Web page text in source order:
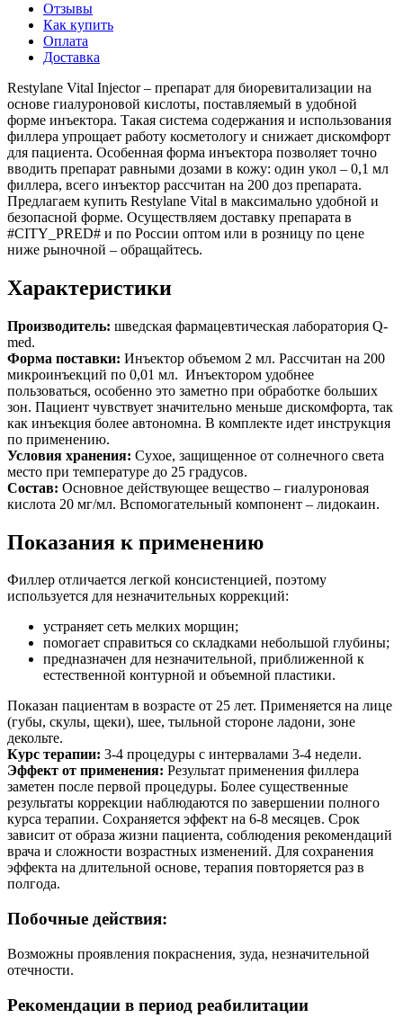
Отзывы
Как купить
Оплата
Доставка
Restylane Vital Injector – препарат для биоревитализации на
основе гиалуроновой кислоты, поставляемый в удобной
форме инъектора. Такая система содержания и использования
филлера упрощает работу косметологу и снижает дискомфорт
для пациента. Особенная форма инъектора позволяет точно
вводить препарат равными дозами в кожу: один укол – 0,1 мл
филлера, всего инъектор рассчитан на 200 доз препарата.
Предлагаем купить Restylane Vital в максимально удобной и
безопасной форме. Осуществляем доставку препарата в
#CITY_PRED# и по России оптом или в розницу по цене
ниже рыночной – обращайтесь.
Характеристики
Производитель: шведская фармацевтическая лаборатория Q-
med.
Форма поставки: Инъектор объемом 2 мл. Рассчитан на 200
микроинъекций по 0,01 мл. Инъектором удобнее
пользоваться, особенно это заметно при обработке больших
зон. Пациент чувствует значительно меньше дискомфорта, так
как инъекция более автономна. В комплекте идет инструкция
по применению.
Условия хранения: Сухое, защищенное от солнечного света
место при температуре до 25 градусов.
Состав: Основное действующее вещество – гиалуроновая
кислота 20 мг/мл. Вспомогательный компонент – лидокаин.
Показания к применению
Филлер отличается легкой консистенцией, поэтому
используется для незначительных коррекций:
устраняет сеть мелких морщин;
помогает справиться со складками небольшой глубины;
предназначен для незначительной, приближенной к
естественной контурной и объемной пластики.
Показан пациентам в возрасте от 25 лет. Применяется на лице
(губы, скулы, щеки), шее, тыльной стороне ладони, зоне
декольте.
Курс терапии: 3-4 процедуры с интервалами 3-4 недели.
Эффект от применения: Результат применения филлера
заметен после первой процедуры. Более существенные
результаты коррекции наблюдаются по завершении полного
курса терапии. Сохраняется эффект на 6-8 месяцев. Срок
зависит от образа жизни пациента, соблюдения рекомендаций
врача и сложности возрастных изменений. Для сохранения
эффекта на длительной основе, терапия повторяется раз в
полгода.
Побочные действия:
Возможны проявления покраснения, зуда, незначительной
отечности.
Рекомендации в период реабилитации